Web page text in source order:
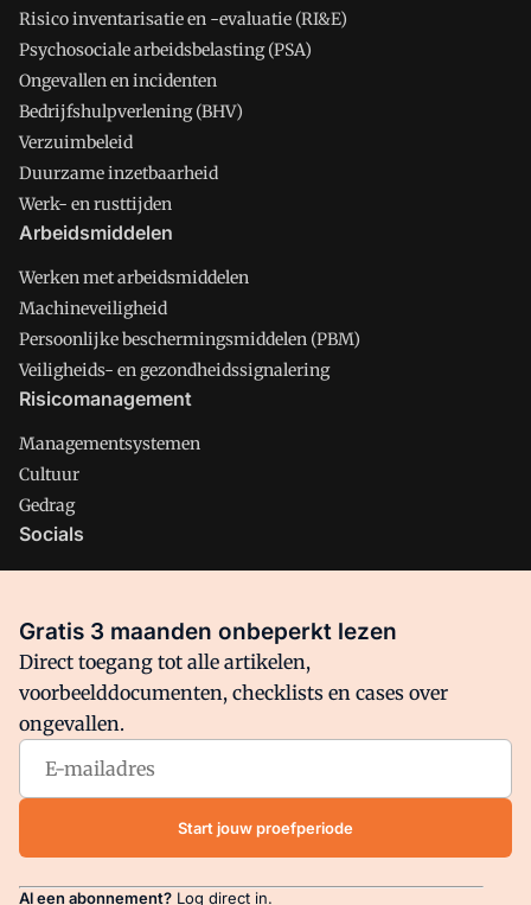
Risico inventarisatie en -evaluatie (RI&E)
Psychosociale arbeidsbelasting (PSA)
Ongevallen en incidenten
Bedrijfshulpverlening (BHV)
Verzuimbeleid
Duurzame inzetbaarheid
Werk- en rusttijden
Arbeidsmiddelen
Werken met arbeidsmiddelen
Machineveiligheid
Persoonlijke beschermingsmiddelen (PBM)
Veiligheids- en gezondheidssignalering
Risicomanagement
Managementsystemen
Cultuur
Gedrag
Socials
Facebook
Arbo is onderdeel van VMN media. Lees inons manifestwaar
VMN media voor staat. Op gebruik van deze site zijn de
volgende regelingen van toepassing:Algemene Voorwaarden
Privacy en Cookie beleid|Privacy instellingen
Gratis 3 maanden onbeperkt lezen
Direct toegang tot alle artikelen,
voorbeelddocumenten, checklists en cases over
ongevallen.
Start jouw proefperiode
Al een abonnement? Log direct in.